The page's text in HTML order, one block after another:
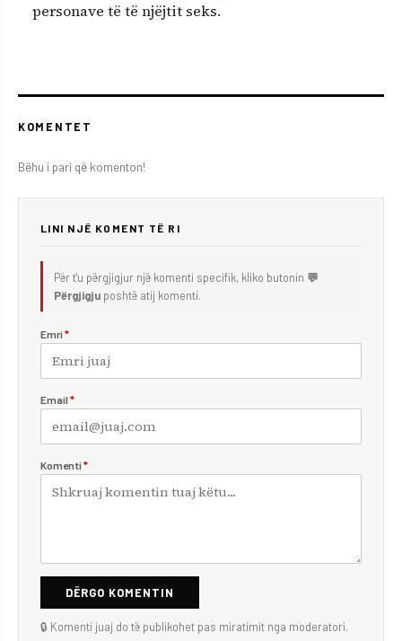
personave të të njëjtit seks.
KOMENTET
Bëhu i pari që komenton!
LINI NJË KOMENT TË RI
Për t'u përgjigjur një komenti specifik, kliko butonin 💬
Përgjigju poshtë atij komenti.
Emri *
Email *
Komenti *
DËRGO KOMENTIN
🔒 Komenti juaj do të publikohet pas miratimit nga moderatori.